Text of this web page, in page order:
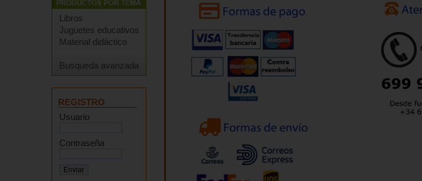
Libros
Juguetes educativos
Material didáctico
Busqueda avanzada
REGISTRO
Usuario
Contraseña